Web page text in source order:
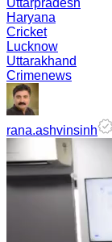
Uttarpradesh
Haryana
Cricket
Lucknow
Uttarakhand
Crimenews
rana.ashvinsinh